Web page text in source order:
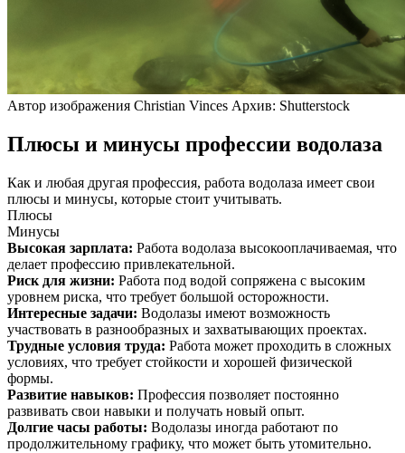
Автор изображения Christian Vinces Архив: Shutterstock
Плюсы и минусы профессии водолаза
Как и любая другая профессия, работа водолаза имеет свои
плюсы и минусы, которые стоит учитывать.
Плюсы
Минусы
Высокая зарплата: Работа водолаза высокооплачиваемая, что
делает профессию привлекательной.
Риск для жизни: Работа под водой сопряжена с высоким
уровнем риска, что требует большой осторожности.
Интересные задачи: Водолазы имеют возможность
участвовать в разнообразных и захватывающих проектах.
Трудные условия труда: Работа может проходить в сложных
условиях, что требует стойкости и хорошей физической
формы.
Развитие навыков: Профессия позволяет постоянно
развивать свои навыки и получать новый опыт.
Долгие часы работы: Водолазы иногда работают по
продолжительному графику, что может быть утомительно.